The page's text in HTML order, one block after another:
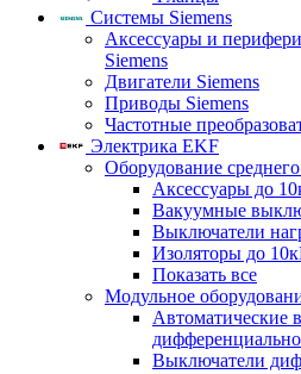
Системы Siemens
Аксессуары и
Siemens
Двигатели Siemens
Приводы Siemens
Частотные
Электрика EKF
Оборудование
Аксессуары до
Вакуумные
Выключатели
Изоляторы до
Показать все
Модульное
Автоматические
Выключатели